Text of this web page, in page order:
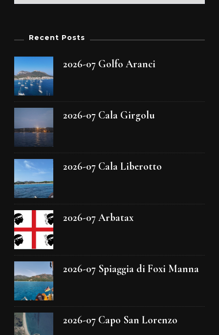
Recent Posts
2026-07 Golfo Aranci
2026-07 Cala Girgolu
2026-07 Cala Liberotto
2026-07 Arbatax
2026-07 Spiaggia di Foxi Manna
2026-07 Capo San Lorenzo